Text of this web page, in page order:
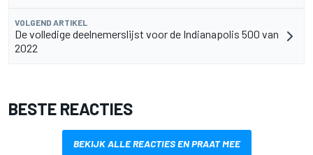
VOLGEND ARTIKEL
De volledige deelnemerslijst voor de Indianapolis 500 van
2022
BESTE REACTIES
BEKIJK ALLE REACTIES EN PRAAT MEE